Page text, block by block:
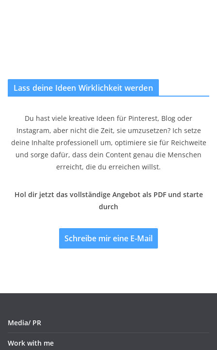
Lass deine Ideen Wirklichkeit werden
Du hast viele kreative Ideen für Pinterest, Blog oder
Instagram, aber nicht die Zeit, sie umzusetzen? Ich setze
deine Inhalte professionell um, optimiere sie für Reichweite
und sorge dafür, dass dein Content genau die Menschen
erreicht, die du erreichen willst.
Hol dir jetzt das vollständige Angebot als PDF und starte
durch
Schreibe mir eine E-Mail
Media/ PR
Work with me